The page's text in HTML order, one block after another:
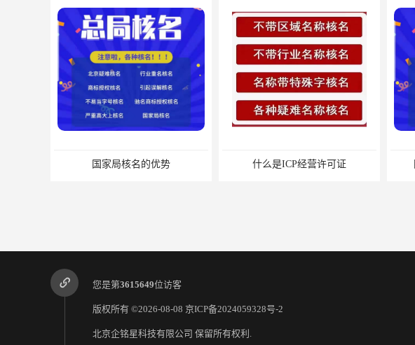
国家局核名的优势 什么是ICP经营许可证
您是第3615649位访客
版权所有 ©2026-08-08 京ICP备2024059328号-2
北京企铭星科技有限公司 保留所有权利.